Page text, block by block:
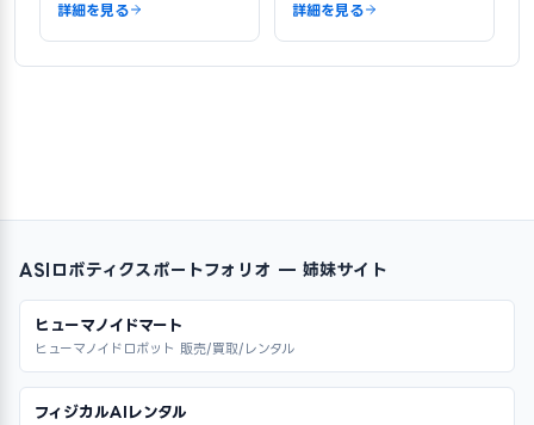
詳細を見る 詳細を見る
ASIロボティクスポートフォリオ — 姉妹サイト
ヒューマノイドマート
ヒューマノイドロボット 販売/買取/レンタル
フィジカルAIレンタル